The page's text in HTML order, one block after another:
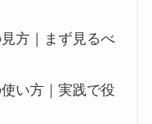
方｜まず見るべ
い方｜実践で役